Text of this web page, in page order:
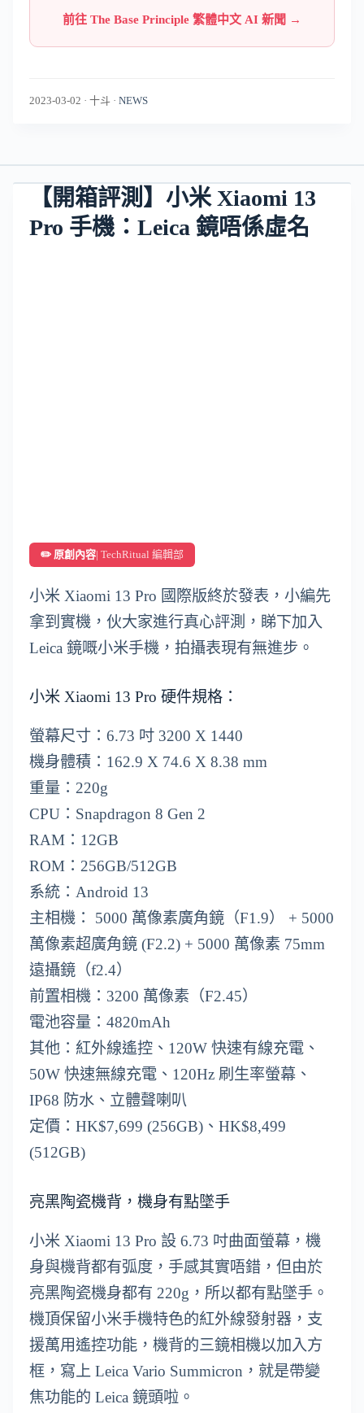
前往 The Base Principle 繁體中文 AI 新聞 →
2023-03-02 · 十斗 · NEWS
【開箱評測】小米 Xiaomi 13
Pro 手機：Leica 鏡唔係虛名
✏️ 原創內容| TechRitual 編輯部
小米 Xiaomi 13 Pro 國際版終於發表，小編先
拿到實機，伙大家進行真心評測，睇下加入
Leica 鏡嘅小米手機，拍攝表現有無進步。
小米 Xiaomi 13 Pro 硬件規格：
螢幕尺寸：6.73 吋 3200 X 1440
機身體積：162.9 X 74.6 X 8.38 mm
重量：220g
CPU：Snapdragon 8 Gen 2
RAM：12GB
ROM：256GB/512GB
系統：Android 13
主相機： 5000 萬像素廣角鏡（F1.9） + 5000
萬像素超廣角鏡 (F2.2) + 5000 萬像素 75mm
遠攝鏡（f2.4）
前置相機：3200 萬像素（F2.45）
電池容量：4820mAh
其他：紅外線遙控、120W 快速有線充電、
50W 快速無線充電、120Hz 刷生率螢幕、
IP68 防水、立體聲喇叭
定價：HK$7,699 (256GB)、HK$8,499
(512GB)
亮黑陶瓷機背，機身有點墜手
小米 Xiaomi 13 Pro 設 6.73 吋曲面螢幕，機
身與機背都有弧度，手感其實唔錯，但由於
亮黑陶瓷機身都有 220g，所以都有點墜手。
機頂保留小米手機特色的紅外線發射器，支
援萬用遙控功能，機背的三鏡相機以加入方
框，寫上 Leica Vario Summicron，就是帶變
焦功能的 Leica 鏡頭啦。